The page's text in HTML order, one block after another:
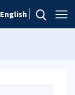
English